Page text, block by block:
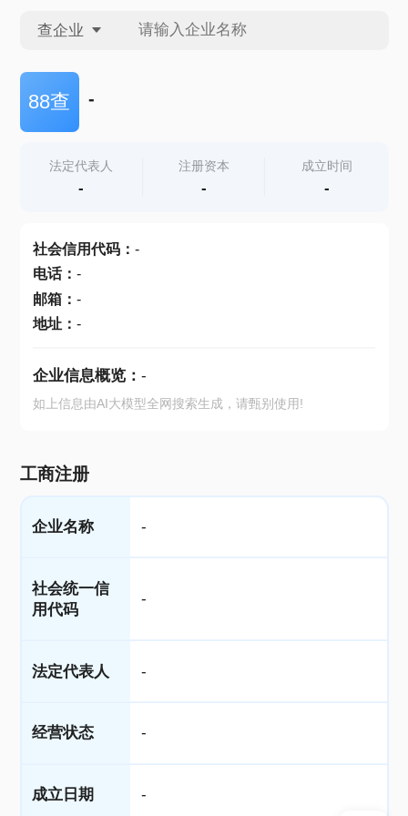
查企业
查企业
查产地
88查 -
法定代表人
-
注册资本
-
成立时间
-
社会信用代码： -
电话： -
邮箱： -
地址： -
企业信息概览： -
如上信息由AI大模型全网搜索生成，请甄别使用!
工商注册
企业名称 -
社会统一信
用代码
-
法定代表人 -
经营状态 -
成立日期 -